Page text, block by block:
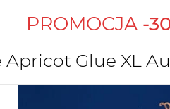
PROMOCJA -
Glue XL